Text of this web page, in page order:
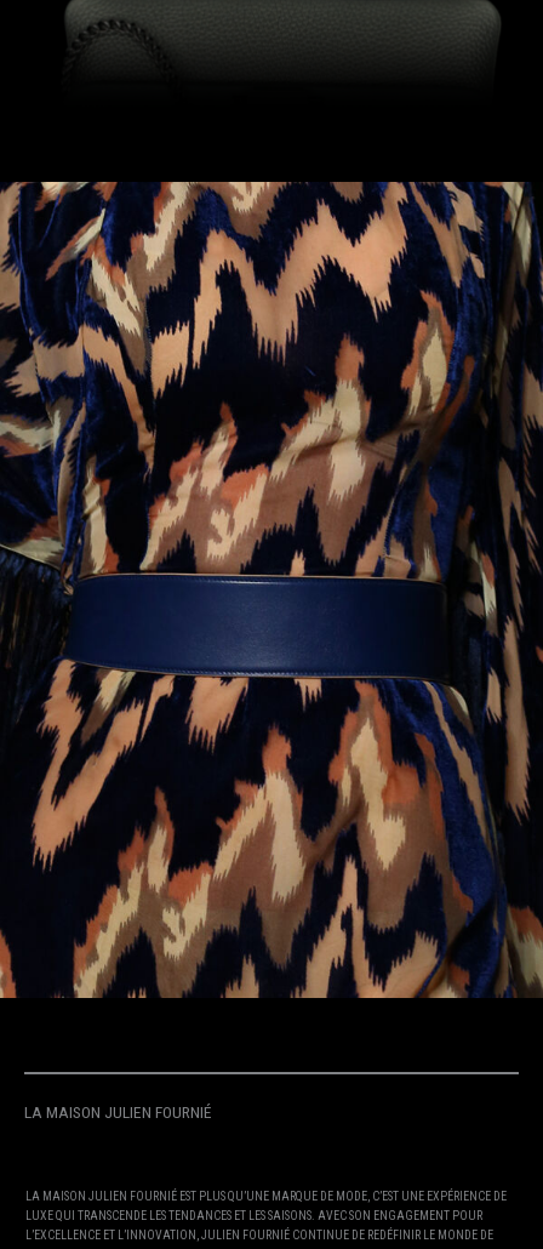
LA MAISON JULIEN FOURNIÉ
LA MAISON JULIEN FOURNIÉ EST PLUS QU’UNE MARQUE DE MODE, C’EST UNE EXPÉRIENCE DE
LUXE QUI TRANSCENDE LES TENDANCES ET LES SAISONS. AVEC SON ENGAGEMENT POUR
L’EXCELLENCE ET L’INNOVATION, JULIEN FOURNIÉ CONTINUE DE REDÉFINIR LE MONDE DE